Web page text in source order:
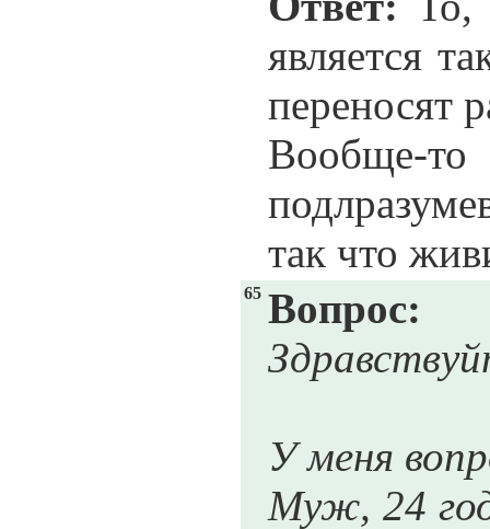
является
переносят
так что
65 Вопрос:
У меня
Муж, 24